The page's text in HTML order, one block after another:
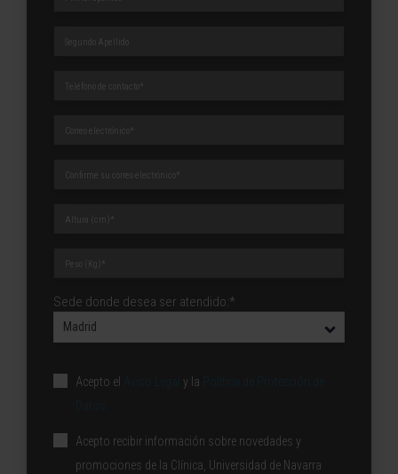
Sede donde desea ser atendido:*
Acepto el y la
Acepto recibir información sobre novedades y
promociones de la Clínica, Universidad de Navarra